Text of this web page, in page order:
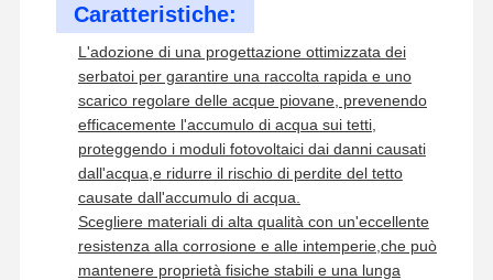
Caratteristiche:
L'adozione di una progettazione ottimizzata dei
serbatoi per garantire una raccolta rapida e uno
scarico regolare delle acque piovane, prevenendo
efficacemente l'accumulo di acqua sui tetti,
proteggendo i moduli fotovoltaici dai danni causati
dall'acqua,e ridurre il rischio di perdite del tetto
causate dall'accumulo di acqua.
Scegliere materiali di alta qualità con un'eccellente
resistenza alla corrosione e alle intemperie,che può
mantenere proprietà fisiche stabili e una lunga